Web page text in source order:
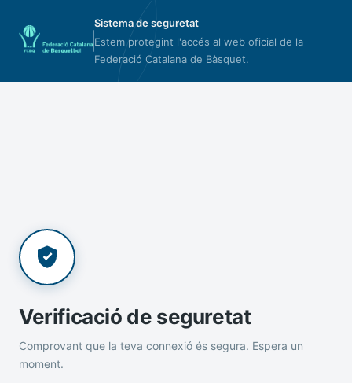
Sistema de seguretat
Estem protegint l'accés al web oficial de la
Federació Catalana de Bàsquet.
Verificació de seguretat
Comprovant que la teva connexió és segura. Espera un
moment.